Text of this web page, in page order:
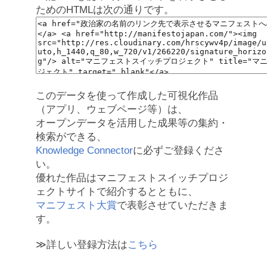
ためのHTMLは次の通りです。
このデータを使って作成した可視化作品
（アプリ、ウェブページ等）は、
オープンデータを活用した成果等の集約・
検索ができる、
Knowledge Connectorに必ずご登録くださ
い。
優れた作品はマニフェストスイッチプロジ
ェクトサイトで紹介するとともに、
マニフェスト大賞で表彰させていただきま
す。
≫詳しい登録方法はこちら